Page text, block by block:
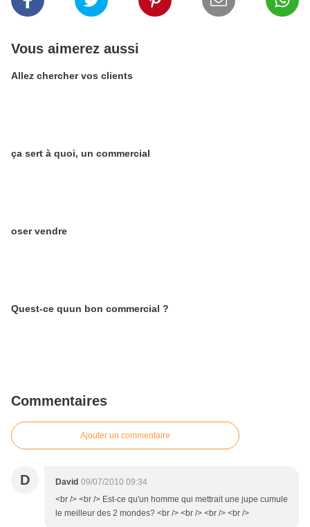
Vous aimerez aussi
Allez chercher vos clients
ça sert à quoi, un commercial
oser vendre
Quest-ce quun bon commercial ?
Commentaires
Ajouter un commentaire
D David 09/07/2010 09:34
<br /> <br /> Est-ce qu'un homme qui mettrait une jupe cumule
le meilleur des 2 mondes? <br /> <br /> <br /> <br />